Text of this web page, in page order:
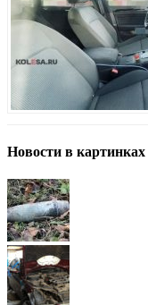
Новости в картинках